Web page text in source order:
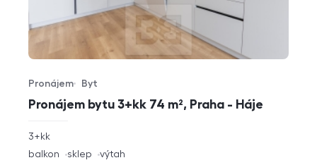
Pronájem bytu 3+kk 74 m², Praha - Háje
Typ nabídky
Pronájem
Typ nemovitosti
Byt
rozměry
3+kk
funkce
balkon sklep výtah